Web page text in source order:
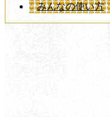
みんなの使い方